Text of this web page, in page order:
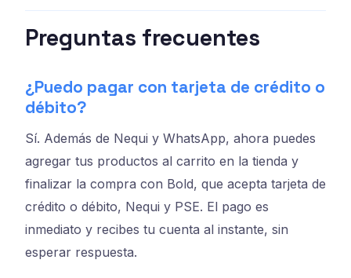
Preguntas frecuentes
¿Puedo pagar con tarjeta de crédito o
débito?
Sí. Además de Nequi y WhatsApp, ahora puedes
agregar tus productos al carrito en la tienda y
finalizar la compra con Bold, que acepta tarjeta de
crédito o débito, Nequi y PSE. El pago es
inmediato y recibes tu cuenta al instante, sin
esperar respuesta.